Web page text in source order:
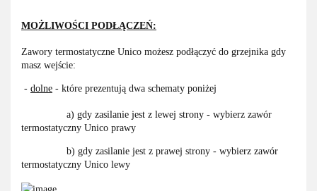
MOŻLIWOŚCI PODŁĄCZEŃ:
Zawory termostatyczne Unico możesz podłączyć do grzejnika gdy
masz wejście:
- dolne - które prezentują dwa schematy poniżej
a) gdy zasilanie jest z lewej strony - wybierz zawór
termostatyczny Unico prawy
b) gdy zasilanie jest z prawej strony - wybierz zawór
termostatyczny Unico lewy